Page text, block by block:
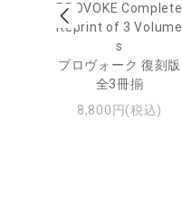
PROVOKE Complete
Reprint of 3 Volume
s
プロヴォーク 復刻版
全3冊揃
8,800円(税込)